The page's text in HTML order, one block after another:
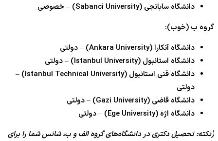
دانشگاه سابانجی (Sabanci University) – خصوصی
گروه ب (خوب):
دانشگاه آنکارا (Ankara University) – دولتی
دانشگاه استانبول (Istanbul University) – دولتی
دانشگاه فنی استانبول (Istanbul Technical University) –
دولتی
دانشگاه قاضی (Gazi University) – دولتی
دانشگاه اژه (Ege University) – دولتی
(نکته: تحصیل دکتری در دانشگاه‌های گروه الف و ب، شانس شما را برای